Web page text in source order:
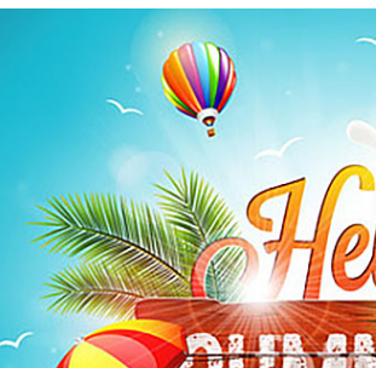
OUTDOOR PALLONI E ACCESSORI
RIABILITAZIONE E
Disco da lancio 1 kg da competizione